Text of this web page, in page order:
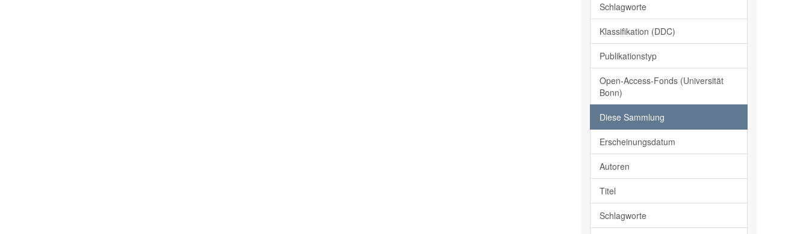
Schlagworte
Klassifikation (DDC)
Publikationstyp
Open-Access-Fonds (Universität
Bonn)
Diese Sammlung
Erscheinungsdatum
Autoren
Titel
Schlagworte